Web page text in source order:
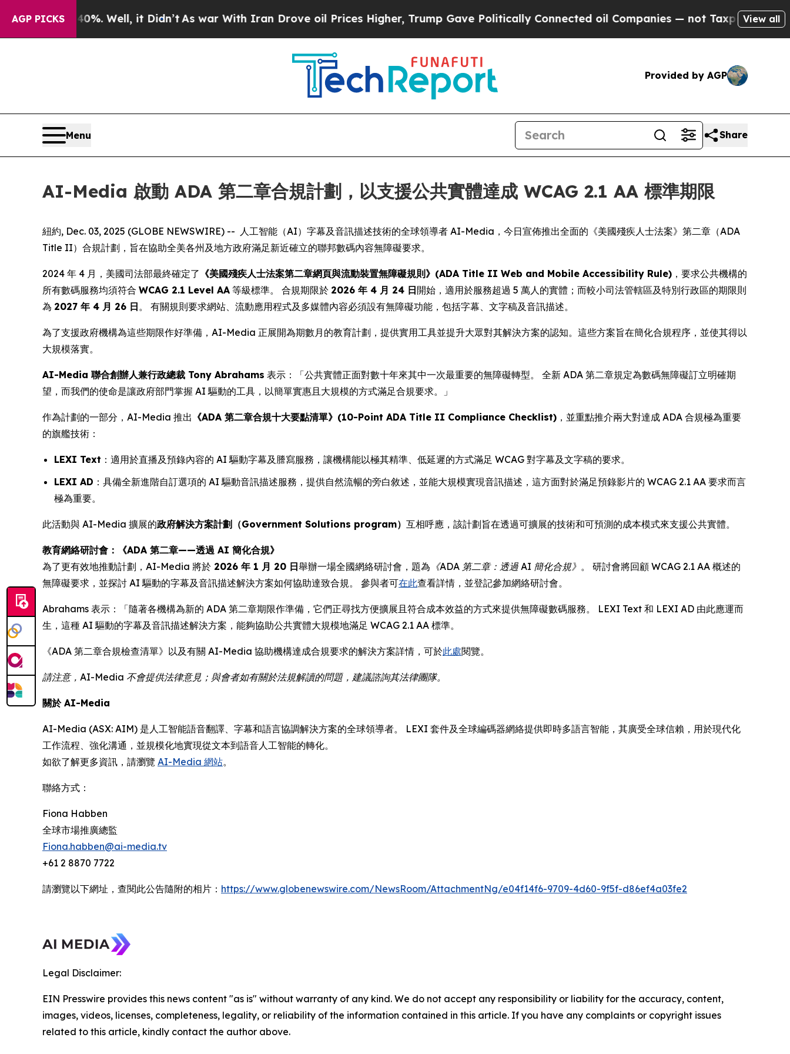
AGP PICKS
40%. Well, it Didn’t As war With Iran Drove oil Prices Higher, Trump Gave Politically Connected oil Companies — not Taxpayers — theView all
Provided by AGP
Menu Share
AI-Media 啟動 ADA 第二章合規計劃，以支援公共實體達成 WCAG 2.1 AA 標準期限
紐約, Dec. 03, 2025 (GLOBE NEWSWIRE) -- 人工智能（AI）字幕及音訊描述技術的全球領導者 AI-Media，今日宣佈推出全面的《美國殘疾人士法案》第二章（ADA
Title II）合規計劃，旨在協助全美各州及地方政府滿足新近確立的聯邦數碼內容無障礙要求。
2024 年 4 月，美國司法部最終確定了 《美國殘疾人士法案第二章網頁與流動裝置無障礙規則》(ADA Title II Web and Mobile Accessibility Rule) ，要求公共機構的
所有數碼服務均須符合 WCAG 2.1 Level AA 等級標準。 合規期限於 2026 年 4 月 24 日開始，適用於服務超過 5 萬人的實體；而較小司法管轄區及特別行政區的期限則
為 2027 年 4 月 26 日 。 有關規則要求網站、流動應用程式及多媒體內容必須設有無障礙功能，包括字幕、文字稿及音訊描述。
為了支援政府機構為這些期限作好準備，AI-Media 正展開為期數月的教育計劃，提供實用工具並提升大眾對其解決方案的認知。這些方案旨在簡化合規程序，並使其得以
大規模落實。
AI-Media 聯合創辦人兼行政總裁 Tony Abrahams 表示：「公共實體正面對數十年來其中一次最重要的無障礙轉型。 全新 ADA 第二章規定為數碼無障礙訂立明確期
望，而我們的使命是讓政府部門掌握 AI 驅動的工具，以簡單實惠且大規模的方式滿足合規要求。」
作為計劃的一部分，AI-Media 推出 《ADA 第二章合規十大要點清單》(10-Point ADA Title II Compliance Checklist) ，並重點推介兩大對達成 ADA 合規極為重要
的旗艦技術：
LEXI Text ：適用於直播及預錄內容的 AI 驅動字幕及謄寫服務，讓機構能以極其精準、低延遲的方式滿足 WCAG 對字幕及文字稿的要求。
LEXI AD ：具備全新進階自訂選項的 AI 驅動音訊描述服務，提供自然流暢的旁白敘述，並能大規模實現音訊描述，這方面對於滿足預錄影片的 WCAG 2.1 AA 要求而言
極為重要。
此活動與 AI-Media 擴展的政府解決方案計劃（Government Solutions program） 互相呼應，該計劃旨在透過可擴展的技術和可預測的成本模式來支援公共實體。
教育網絡研討會：《ADA 第二章——透過 AI 簡化合規》
為了更有效地推動計劃，AI-Media 將於 2026 年 1 月 20 日舉辦一場全國網絡研討會，題為 《ADA 第二章：透過 AI 簡化合規》 。 研討會將回顧 WCAG 2.1 AA 概述的
無障礙要求，並探討 AI 驅動的字幕及音訊描述解決方案如何協助達致合規。 參與者可在此查看詳情，並登記參加網絡研討會。
Abrahams 表示：「隨著各機構為新的 ADA 第二章期限作準備，它們正尋找方便擴展且符合成本效益的方式來提供無障礙數碼服務。 LEXI Text 和 LEXI AD 由此應運而
生，這種 AI 驅動的字幕及音訊描述解決方案，能夠協助公共實體大規模地滿足 WCAG 2.1 AA 標準。
《ADA 第二章合規檢查清單》以及有關 AI-Media 協助機構達成合規要求的解決方案詳情，可於此處閱覽。
請注意，AI-Media 不會提供法律意見；與會者如有關於法規解讀的問題，建議諮詢其法律團隊。
關於 AI-Media
AI-Media (ASX: AIM) 是人工智能語音翻譯、字幕和語言協調解決方案的全球領導者。 LEXI 套件及全球編碼器網絡提供即時多語言智能，其廣受全球信賴，用於現代化
工作流程、強化溝通，並規模化地實現從文本到語音人工智能的轉化。
如欲了解更多資訊，請瀏覽 AI-Media 網站。
聯絡方式：
Fiona Habben
全球市場推廣總監
Fiona.habben@ai-media.tv
+61 2 8870 7722
請瀏覽以下網址，查閱此公告隨附的相片： https://www.globenewswire.com/NewsRoom/AttachmentNg/e04f14f6-9709-4d60-9f5f-d86ef4a03fe2
Legal Disclaimer:
EIN Presswire provides this news content "as is" without warranty of any kind. We do not accept any responsibility or liability for the accuracy, content,
images, videos, licenses, completeness, legality, or reliability of the information contained in this article. If you have any complaints or copyright issues
related to this article, kindly contact the author above.